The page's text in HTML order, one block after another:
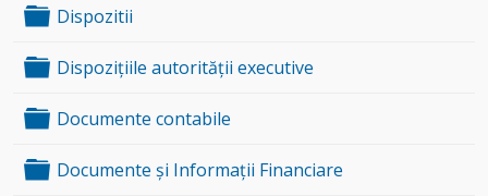
Folder
Dispozitii
Folder
Dispozițiile autorității executive
Folder
Documente contabile
Folder
Documente și Informații Financiare